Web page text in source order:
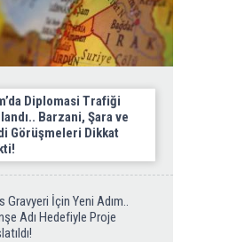
Diplomasi Trafiği
Barzani, Şara ve
Görüşmeleri Dikkat
Gravyeri İçin Yeni Adım..
Adı Hedefiyle Proje